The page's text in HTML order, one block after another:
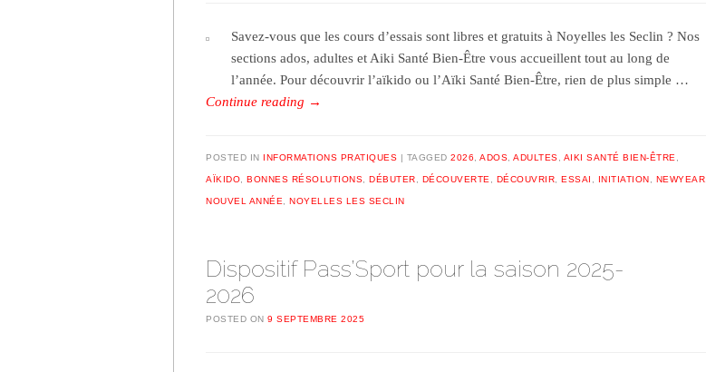
Savez-vous que les cours d’essais sont libres et gratuits à Noyelles les Seclin ? Nos
sections ados, adultes et Aiki Santé Bien-Être vous accueillent tout au long de
l’année. Pour découvrir l’aïkido ou l’Aïki Santé Bien-Être, rien de plus simple …
Continue reading →
POSTED IN INFORMATIONS PRATIQUES TAGGED 2026 ADOS ADULTES AIKI SANTÉ BIEN-ÊTRE
AÏKIDO BONNES RÉSOLUTIONS DÉBUTER DÉCOUVERTE DÉCOUVRIR ESSAI INITIATION NEWYEAR
NOUVEL ANNÉE NOYELLES LES SECLIN
Dispositif Pass’Sport pour la saison 2025-
2026
POSTED ON 9 SEPTEMBRE 2025